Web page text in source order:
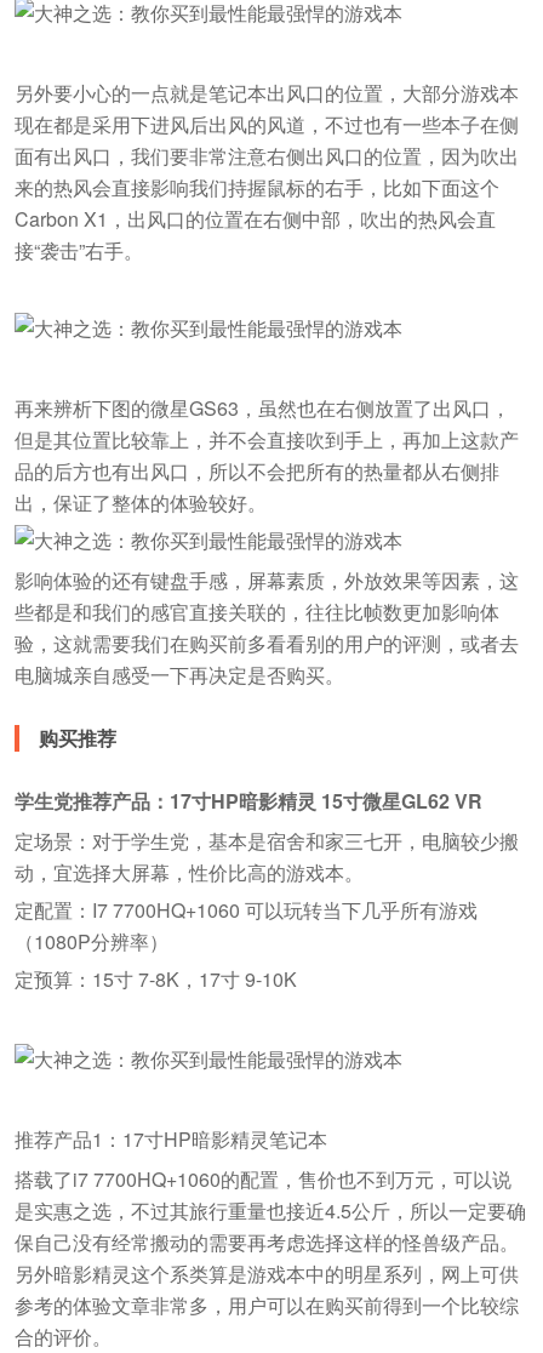
另外要小心的一点就是笔记本出风口的位置，大部分游戏本
现在都是采用下进风后出风的风道，不过也有一些本子在侧
面有出风口，我们要非常注意右侧出风口的位置，因为吹出
来的热风会直接影响我们持握鼠标的右手，比如下面这个
Carbon X1，出风口的位置在右侧中部，吹出的热风会直
接“袭击”右手。
再来辨析下图的微星GS63，虽然也在右侧放置了出风口，
但是其位置比较靠上，并不会直接吹到手上，再加上这款产
品的后方也有出风口，所以不会把所有的热量都从右侧排
出，保证了整体的体验较好。
影响体验的还有键盘手感，屏幕素质，外放效果等因素，这
些都是和我们的感官直接关联的，往往比帧数更加影响体
验，这就需要我们在购买前多看看别的用户的评测，或者去
电脑城亲自感受一下再决定是否购买。
购买推荐
学生党推荐产品：17寸HP暗影精灵 15寸微星GL62 VR
定场景：对于学生党，基本是宿舍和家三七开，电脑较少搬
动，宜选择大屏幕，性价比高的游戏本。
定配置：I7 7700HQ+1060 可以玩转当下几乎所有游戏
（1080P分辨率）
定预算：15寸 7-8K，17寸 9-10K
推荐产品1：17寸HP暗影精灵笔记本
搭载了i7 7700HQ+1060的配置，售价也不到万元，可以说
是实惠之选，不过其旅行重量也接近4.5公斤，所以一定要确
保自己没有经常搬动的需要再考虑选择这样的怪兽级产品。
另外暗影精灵这个系类算是游戏本中的明星系列，网上可供
参考的体验文章非常多，用户可以在购买前得到一个比较综
合的评价。